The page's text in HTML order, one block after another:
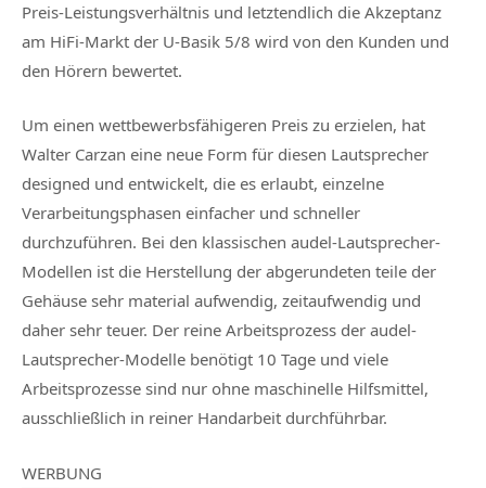
Preis-Leistungsverhältnis und letztendlich die Akzeptanz
am HiFi-Markt der U-Basik 5/8 wird von den Kunden und
den Hörern bewertet.
Um einen wettbewerbsfähigeren Preis zu erzielen, hat
Walter Carzan eine neue Form für diesen Lautsprecher
designed und entwickelt, die es erlaubt, einzelne
Verarbeitungsphasen einfacher und schneller
durchzuführen. Bei den klassischen audel-Lautsprecher-
Modellen ist die Herstellung der abgerundeten teile der
Gehäuse sehr material aufwendig, zeitaufwendig und
daher sehr teuer. Der reine Arbeitsprozess der audel-
Lautsprecher-Modelle benötigt 10 Tage und viele
Arbeitsprozesse sind nur ohne maschinelle Hilfsmittel,
ausschließlich in reiner Handarbeit durchführbar.
WERBUNG